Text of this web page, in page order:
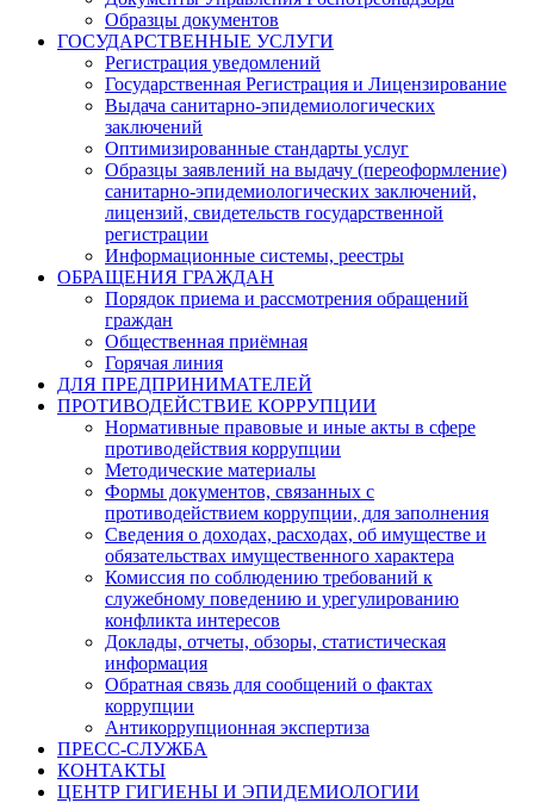
Образцы документов
ГОСУДАРСТВЕННЫЕ УСЛУГИ
Регистрация уведомлений
Государственная Регистрация и Лицензирование
Выдача санитарно-эпидемиологических
заключений
Оптимизированные стандарты услуг
Образцы заявлений на выдачу (переоформление)
санитарно-эпидемиологических заключений,
лицензий, свидетельств государственной
регистрации
Информационные системы, реестры
ОБРАЩЕНИЯ ГРАЖДАН
Порядок приема и рассмотрения обращений
граждан
Общественная приёмная
Горячая линия
ДЛЯ ПРЕДПРИНИМАТЕЛЕЙ
ПРОТИВОДЕЙСТВИЕ КОРРУПЦИИ
Нормативные правовые и иные акты в сфере
противодействия коррупции
Методические материалы
Формы документов, связанных с
противодействием коррупции, для заполнения
Сведения о доходах, расходах, об имуществе и
обязательствах имущественного характера
Комиссия по соблюдению требований к
служебному поведению и урегулированию
конфликта интересов
Доклады, отчеты, обзоры, статистическая
информация
Обратная связь для сообщений о фактах
коррупции
Антикоррупционная экспертиза
ПРЕСС-СЛУЖБА
КОНТАКТЫ
ЦЕНТР ГИГИЕНЫ И ЭПИДЕМИОЛОГИИ